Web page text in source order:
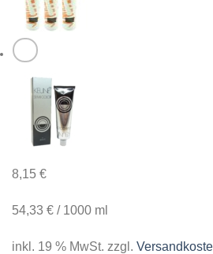
8,15 €
54,33 € / 1000 ml
inkl. 19 % MwSt. zzgl.